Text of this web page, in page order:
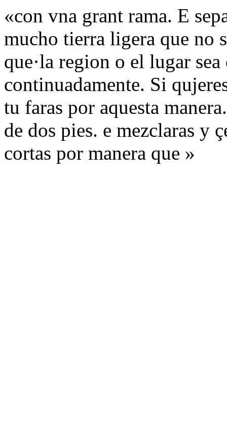
«con vna grant rama. E
mucho tierra ligera que no
que·la region o el lugar
continuadamente. Si
tu faras por aquesta
de dos pies. e mezclaras y
cortas por manera que »